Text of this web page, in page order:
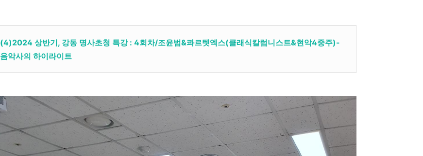
(4)2024 상반기, 강동 명사초청 특강 : 4회차/조윤범&콰르텟엑스(클래식칼럼니스트&현악4중주)-
음악사의 하이라이트